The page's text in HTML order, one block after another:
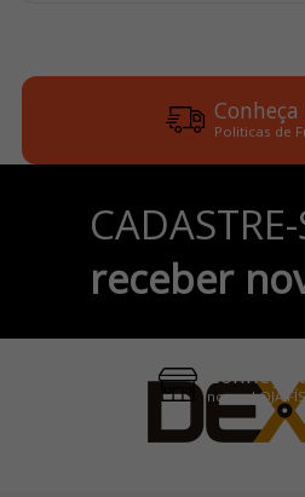
Conheça
Politicas de
no Cartão de
Pix e
nossa LOJA
CADASTRE-
receber